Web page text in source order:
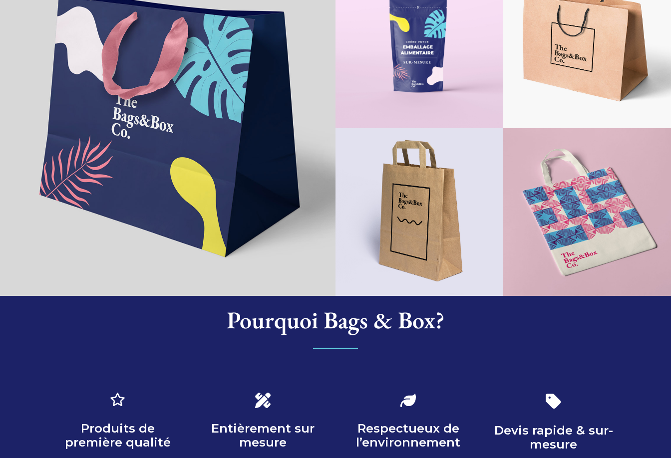
170g avec poignées satin - pelliculage brillant - impression offset CMJN
Sachet stand up plastique
200g - avec poignées coton -
Impression offset une couleur
80g - Impression flexographie une
couleur
140g - sangles courtes - Impression
sérigraphie 2 couleurs
Pourquoi Bags & Box?
Produits de
première qualité
Entièrement sur
mesure
Respectueux de
l’environnement
Devis rapide & sur-
mesure